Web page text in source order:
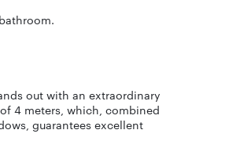
out with an extraordinary
4 meters, which, combined
guarantees excellent